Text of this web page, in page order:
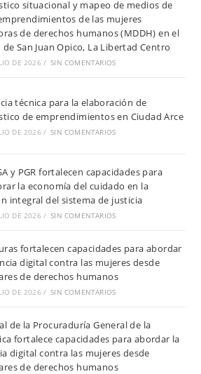
situacional y mapeo de medios de
de las mujeres
de derechos humanos (MDDH) en el
San Juan Opico, La Libertad Centro
DE 2026 / SIN COMENTARIOS
técnica para la elaboración de
de emprendimientos en Ciudad Arce
DE 2026 / SIN COMENTARIOS
y PGR fortalecen capacidades para
la economía del cuidado en la
integral del sistema de justicia
DE 2026 / SIN COMENTARIOS
fortalecen capacidades para abordar
digital contra las mujeres desde
de derechos humanos
DE 2026 / SIN COMENTARIOS
de la Procuraduría General de la
fortalece capacidades para abordar la
digital contra las mujeres desde
de derechos humanos